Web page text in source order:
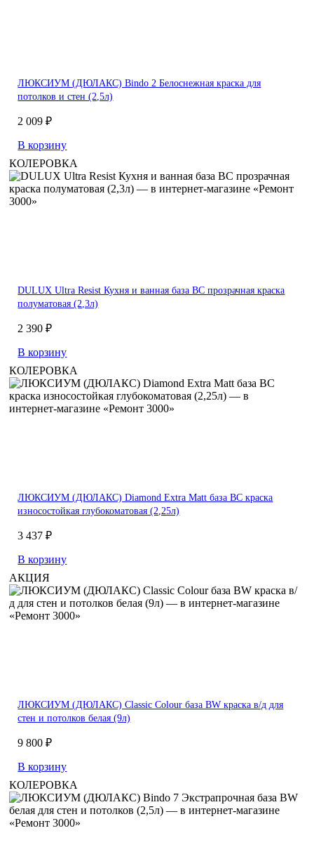
ЛЮКСИУМ (ДЮЛАКС) Bindo 2 Белоснежная краска для
потолков и стен (2,5л)
2 009 ₽
В корзину
КОЛЕРОВКА
DULUX Ultra Resist Кухня и ванная база BC прозрачная краска
полуматовая (2,3л)
2 390 ₽
В корзину
КОЛЕРОВКА
ЛЮКСИУМ (ДЮЛАКС) Diamond Extra Matt база BC краска
износостойкая глубокоматовая (2,25л)
3 437 ₽
В корзину
АКЦИЯ
ЛЮКСИУМ (ДЮЛАКС) Classic Colour база BW краска в/д для
стен и потолков белая (9л)
9 800 ₽
В корзину
КОЛЕРОВКА